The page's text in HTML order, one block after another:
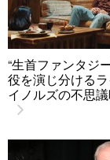
“生首ファンタジ
役を演じ分ける
イノルズの不思